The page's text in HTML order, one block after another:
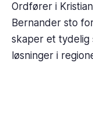
Ordfører i
Bernander sto
skaper et tydelig
løsninger i